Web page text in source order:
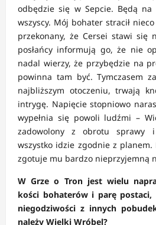
odbędzie się w Sepcie. Będą na
wszyscy. Mój bohater stracił
przekonany, że Cersei stawi się
posłańcy informują go, że nie
nadal wierzy, że przybędzie na
powinna tam być. Tymczasem
najbliższym otoczeniu, trwają
intrygę. Napięcie stopniowo
wypełnia się powoli ludźmi –
zadowolony z obrotu sprawy
wszystko idzie zgodnie z
zgotuje mu bardzo nieprzyjemną
W Grze o Tron jest wielu
kości bohaterów i parę postaci,
niegodziwości z innych
należy Wielki Wróbel?